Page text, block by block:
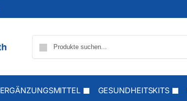
ERGÄNZUNGSMITTEL GESUNDHEITSKITS